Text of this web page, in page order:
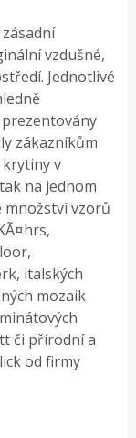
vzdušné,
Jednotlivé
zákazníkům
v
na jednom
vzorů
italských
mozaik
či přírodní a
od firmy